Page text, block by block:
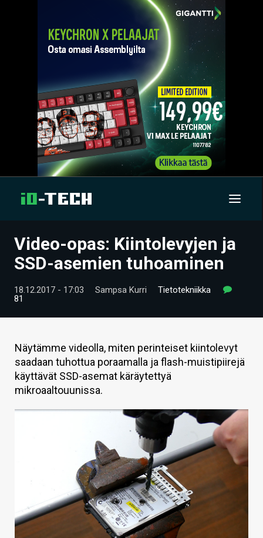
UUTISET
VIDEOT
TIETOA
HINTA.FI
HAKU
Video-opas: Kiintolevyjen ja
SSD-asemien tuhoaminen
18.12.2017 - 17:03 Sampsa Kurri
Tietotekniikka
81
Näytämme videolla, miten perinteiset kiintolevyt
saadaan tuhottua poraamalla ja flash-muistipiirejä
käyttävät SSD-asemat käräytettyä
mikroaaltouunissa.